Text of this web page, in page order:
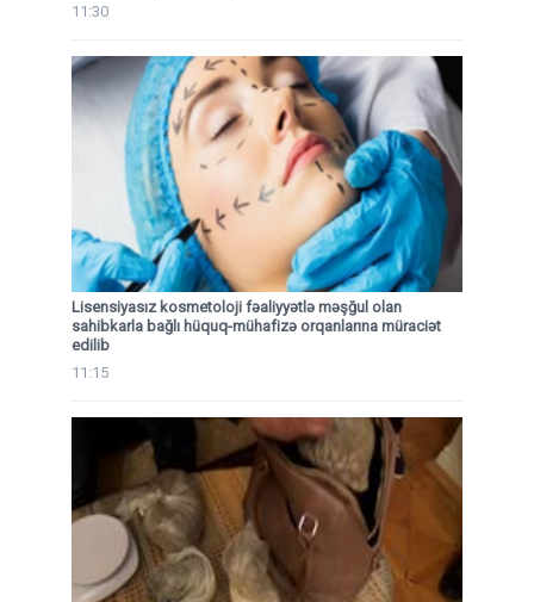
11:30
Lisensiyasız kosmetoloji fəaliyyətlə məşğul olan
sahibkarla bağlı hüquq-mühafizə orqanlarına müraciət
edilib
11:15